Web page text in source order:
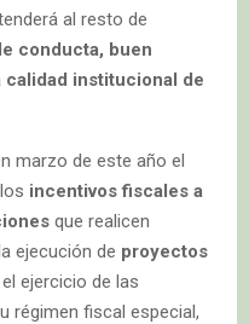
al resto de
conducta, buen
institucional de
marzo de este año el
incentivos fiscales a
que realicen
ejecución de proyectos
el ejercicio de las
régimen fiscal especial,